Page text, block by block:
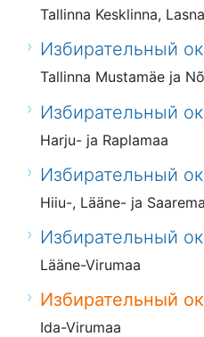
Tallinna Kesklinna,
Избирательный
Tallinna Mustamäe ja
Избирательный
Harju- ja Raplamaa
Избирательный
Hiiu-, Lääne- ja
Избирательный
Lääne-Virumaa
Избирательный
Ida-Virumaa